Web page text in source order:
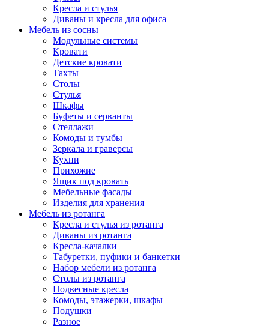
Кресла и стулья
Диваны и кресла для офиса
Мебель из сосны
Модульные системы
Кровати
Детские кровати
Тахты
Столы
Стулья
Шкафы
Буфеты и серванты
Стеллажи
Комоды и тумбы
Зеркала и граверсы
Кухни
Прихожие
Ящик под кровать
Мебельные фасады
Изделия для хранения
Мебель из ротанга
Кресла и стулья из ротанга
Диваны из ротанга
Кресла-качалки
Табуретки, пуфики и банкетки
Набор мебели из ротанга
Столы из ротанга
Подвесные кресла
Комоды, этажерки, шкафы
Подушки
Разное